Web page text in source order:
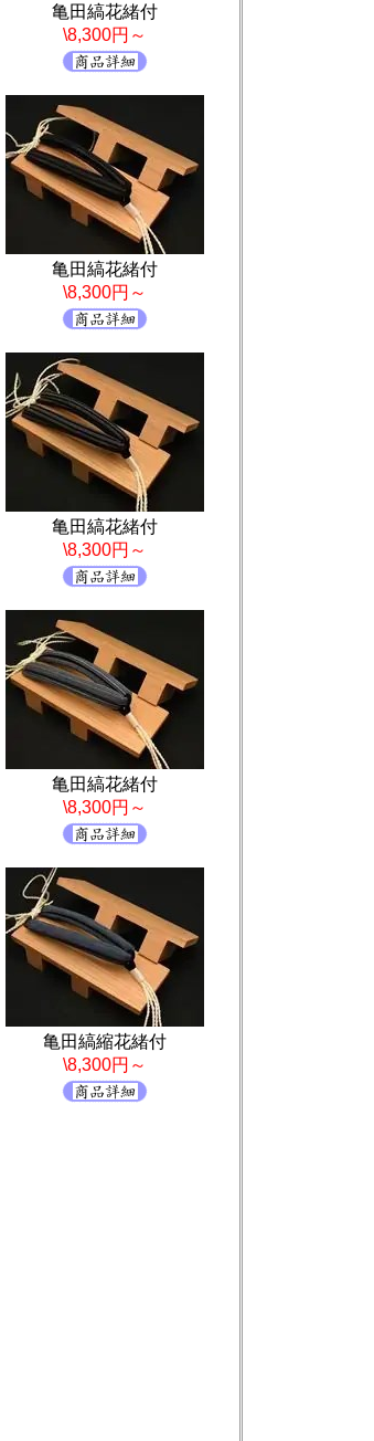
亀田縞花緒付
\8,300円～
亀田縞花緒付
\8,300円～
亀田縞花緒付
\8,300円～
亀田縞花緒付
\8,300円～
亀田縞縮花緒付
\8,300円～